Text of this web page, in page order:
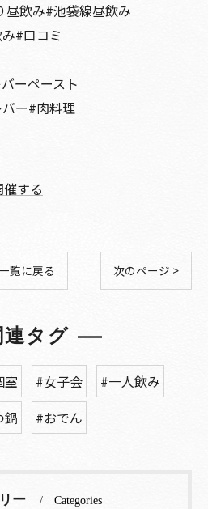
昼飲み#池袋線昼飲み
#口コミ
ーペースト
ー#肉料理
する
覧に戻る 次のページ >
連タグ
室 #女子会
#一人飲み
鍋
#おでん
ー Categories